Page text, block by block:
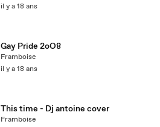
il y a 18 ans
Gay Pride 2oO8
Framboise
il y a 18 ans
This time - Dj antoine cover
Framboise